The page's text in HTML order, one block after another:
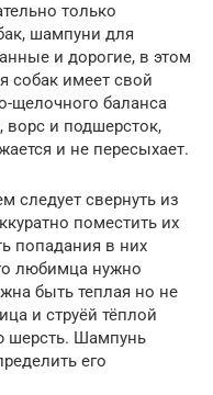
только
шампуни для
и дорогие, в этом
собак имеет свой
щелочного баланса
ворс и подшерсток,
и не пересыхает.
следует свернуть из
поместить их
попадания в них
любимца нужно
быть теплая но не
и струёй тёплой
шерсть. Шампунь
его